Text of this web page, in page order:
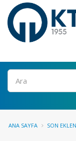
Ara
ANA SAYFA SON